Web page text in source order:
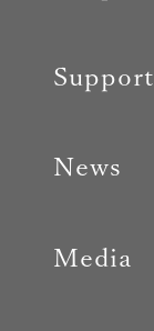
Support
News
Media